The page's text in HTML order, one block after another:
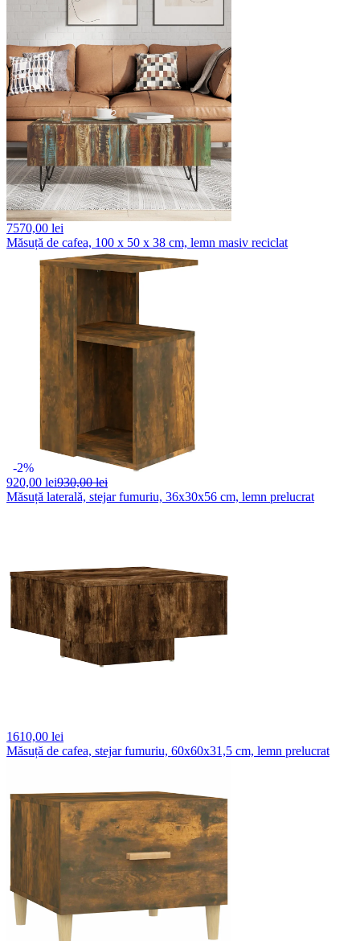
7570,00 lei
Măsuță de cafea, 100 x 50 x 38 cm, lemn masiv reciclat
-2%
920,00 lei930,00 lei
Măsuță laterală, stejar fumuriu, 36x30x56 cm, lemn prelucrat
1610,00 lei
Măsuță de cafea, stejar fumuriu, 60x60x31,5 cm, lemn prelucrat